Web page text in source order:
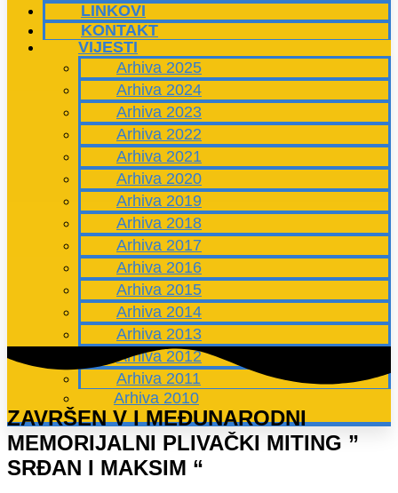
LINKOVI
KONTAKT
VIJESTI
Arhiva 2025
Arhiva 2024
Arhiva 2023
Arhiva 2022
Arhiva 2021
Arhiva 2020
Arhiva 2019
Arhiva 2018
Arhiva 2017
Arhiva 2016
Arhiva 2015
Arhiva 2014
Arhiva 2013
Arhiva 2012
Arhiva 2011
Arhiva 2010
ZAVRŠEN V I MEĐUNARODNI
MEMORIJALNI PLIVAČKI MITING ”
SRĐAN I MAKSIM “